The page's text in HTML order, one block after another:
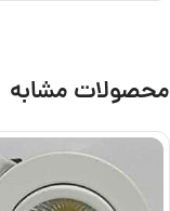
محصولات مشابه